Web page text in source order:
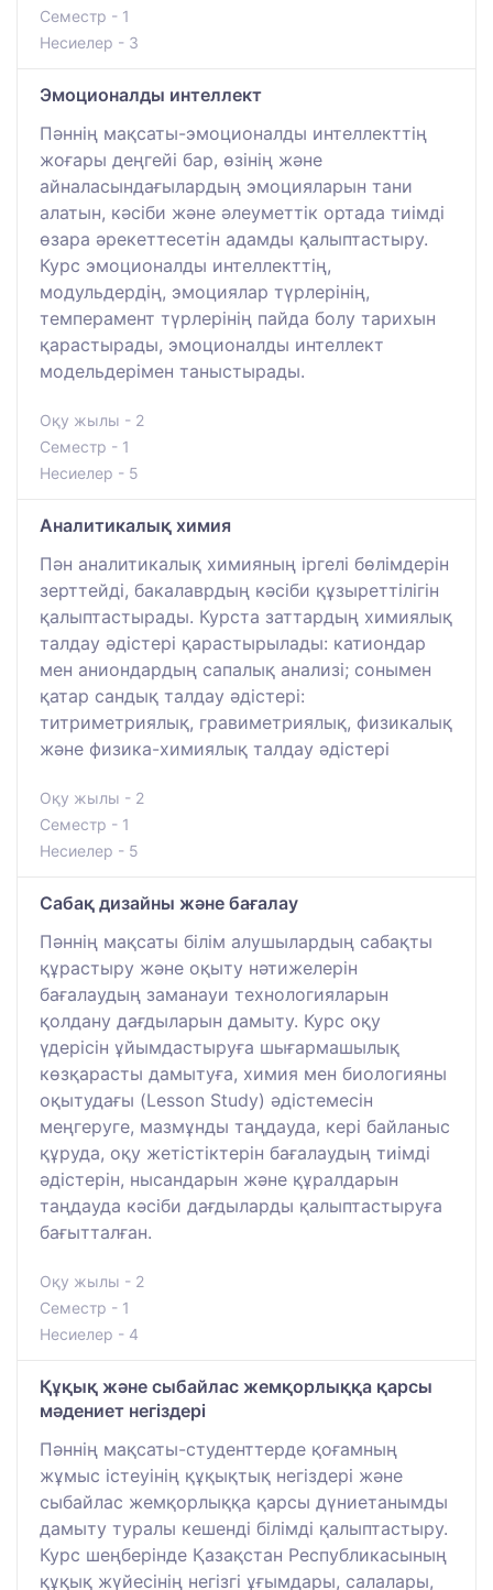
Семестр - 1
Несиелер - 3
Эмоционалды интеллект
Пәннің мақсаты-эмоционалды интеллекттің
жоғары деңгейі бар, өзінің және
айналасындағылардың эмоцияларын тани
алатын, кәсіби және әлеуметтік ортада тиімді
өзара әрекеттесетін адамды қалыптастыру.
Курс эмоционалды интеллекттің,
модульдердің, эмоциялар түрлерінің,
темперамент түрлерінің пайда болу тарихын
қарастырады, эмоционалды интеллект
модельдерімен таныстырады.
Оқу жылы - 2
Семестр - 1
Несиелер - 5
Аналитикалық химия
Пән аналитикалық химияның іргелі бөлімдерін
зерттейді, бакалаврдың кәсіби құзыреттілігін
қалыптастырады. Курста заттардың химиялық
талдау әдістері қарастырылады: катиондар
мен аниондардың сапалық анализі; сонымен
қатар сандық талдау әдістері:
титриметриялық, гравиметриялық, физикалық
және физика-химиялық талдау әдістері
Оқу жылы - 2
Семестр - 1
Несиелер - 5
Сабақ дизайны және бағалау
Пәннің мақсаты білім алушылардың сабақты
құрастыру және оқыту нәтижелерін
бағалаудың заманауи технологияларын
қолдану дағдыларын дамыту. Курс оқу
үдерісін ұйымдастыруға шығармашылық
көзқарасты дамытуға, химия мен биологияны
оқытудағы (Lesson Study) әдістемесін
меңгеруге, мазмұнды таңдауда, кері байланыс
құруда, оқу жетістіктерін бағалаудың тиімді
әдістерін, нысандарын және құралдарын
таңдауда кәсіби дағдыларды қалыптастыруға
бағытталған.
Оқу жылы - 2
Семестр - 1
Несиелер - 4
Құқық және сыбайлас жемқорлыққа қарсы
мәдениет негіздері
Пәннің мақсаты-студенттерде қоғамның
жұмыс істеуінің құқықтық негіздері және
сыбайлас жемқорлыққа қарсы дүниетанымды
дамыту туралы кешенді білімді қалыптастыру.
Курс шеңберінде Қазақстан Республикасының
құқық жүйесінің негізгі ұғымдары, салалары,